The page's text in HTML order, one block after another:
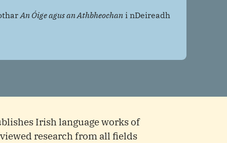
An Óige agus an Athbheochani nDeireadh
Irish language works of
research from all fields